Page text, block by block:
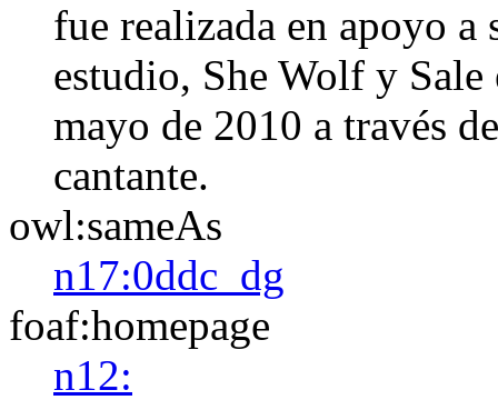
fue realizada en apoyo a
estudio, She Wolf y
mayo de 2010 a través
cantante.​
owl:sameAs
n17:0ddc_dg
foaf:homepage
n12: